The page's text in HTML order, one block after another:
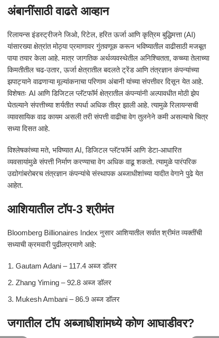
अंबानींसाठी वाढते आव्हान
रिलायन्स इंडस्ट्रीजने जिओ, रिटेल, हरित ऊर्जा आणि कृत्रिम बुद्धिमत्ता (AI)
यांसारख्या क्षेत्रांत मोठ्या प्रमाणावर गुंतवणूक करून भविष्यातील वाढीसाठी मजबूत
पाया तयार केला आहे. मात्र जागतिक अर्थव्यवस्थेतील अनिश्चितता, कच्च्या तेलाच्या
किमतीतील चढ-उतार, ऊर्जा क्षेत्रातील बदलते ट्रेंड आणि तंत्रज्ञान कंपन्यांच्या
झपाट्याने वाढणाऱ्या मूल्यांकनाचा परिणाम अंबानी यांच्या संपत्तीवर दिसून येत आहे.
विशेषतः AI आणि डिजिटल प्लॅटफॉर्म क्षेत्रातील कंपन्यांनी अल्पावधीत मोठी झेप
घेतल्याने संपत्तीच्या शर्यतीत स्पर्धा अधिक तीव्र झाली आहे. त्यामुळे रिलायन्सची
व्यावसायिक वाढ कायम असली तरी संपत्ती वाढीचा वेग तुलनेने कमी असल्याचे चित्र
सध्या दिसत आहे.
विश्लेषकांच्या मते, भविष्यात AI, डिजिटल प्लॅटफॉर्म आणि डेटा-आधारित
व्यवसायांमुळे संपत्ती निर्माण करण्याचा वेग अधिक वाढू शकतो. त्यामुळे पारंपरिक
उद्योगांबरोबरच तंत्रज्ञान कंपन्यांचे संस्थापक अब्जाधीशांच्या यादीत वेगाने पुढे येत
आहेत.
आशियातील टॉप-3 श्रीमंत
Bloomberg Billionaires Index नुसार आशियातील सर्वात श्रीमंत व्यक्तींची
सध्याची क्रमवारी पुढीलप्रमाणे आहे:
Gautam Adani – 117.4 अब्ज डॉलर
Zhang Yiming – 92.8 अब्ज डॉलर
Mukesh Ambani – 86.9 अब्ज डॉलर
जगातील टॉप अब्जाधीशांमध्ये कोण आघाडीवर?